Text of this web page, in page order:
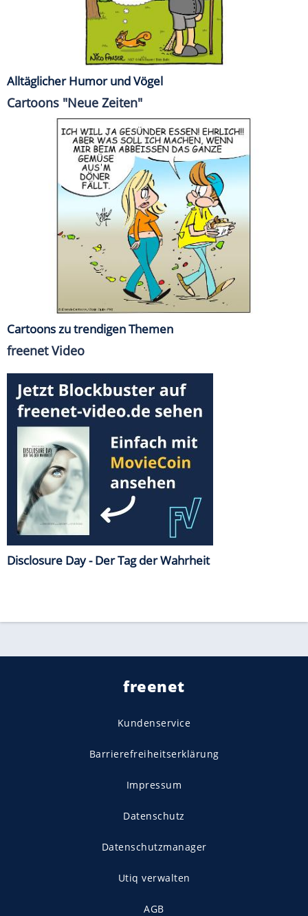
Alltäglicher Humor und Vögel
Cartoons "Neue Zeiten"
Cartoons zu trendigen Themen
freenet Video
Disclosure Day - Der Tag der Wahrheit
freenet
Kundenservice
Barrierefreiheitserklärung
Impressum
Datenschutz
Datenschutzmanager
Utiq verwalten
AGB